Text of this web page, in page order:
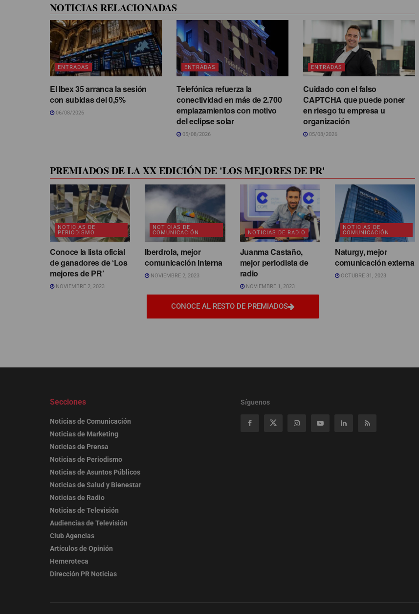
NOTICIAS RELACIONADAS
ENTRADAS
El Ibex 35 arranca la sesión
con subidas del 0,5%
06/08/2026
ENTRADAS
Telefónica refuerza la
conectividad en más de 2.700
emplazamientos con motivo
del eclipse solar
05/08/2026
ENTRADAS
Cuidado con el falso
CAPTCHA que puede poner
en riesgo tu empresa u
organización
05/08/2026
PREMIADOS DE LA XX EDICIÓN DE 'LOS MEJORES DE PR'
NOTICIAS DE
PERIODISMO
Conoce la lista oficial
de ganadores de ‘Los
mejores de PR’
NOVIEMBRE 2, 2023
NOTICIAS DE
COMUNICACIÓN
Iberdrola, mejor
comunicación interna
NOVIEMBRE 2, 2023
NOTICIAS DE RADIO
Juanma Castaño,
mejor periodista de
radio
NOVIEMBRE 1, 2023
NOTICIAS DE
COMUNICACIÓN
Naturgy, mejor
comunicación externa
OCTUBRE 31, 2023
CONOCE AL RESTO DE PREMIADOS
Secciones
Noticias de Comunicación
Noticias de Marketing
Noticias de Prensa
Noticias de Periodismo
Noticias de Asuntos Públicos
Noticias de Salud y Bienestar
Noticias de Radio
Noticias de Televisión
Audiencias de Televisión
Club Agencias
Artículos de Opinión
Hemeroteca
Dirección PR Noticias
Síguenos